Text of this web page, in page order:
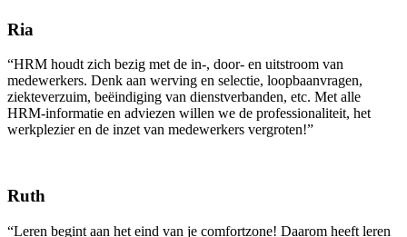
Ria
“HRM houdt zich bezig met de in-, door- en uitstroom van
medewerkers. Denk aan werving en selectie, loopbaanvragen,
ziekteverzuim, beëindiging van dienstverbanden, etc. Met alle
HRM-informatie en adviezen willen we de professionaliteit, het
werkplezier en de inzet van medewerkers vergroten!”
Ruth
“Leren begint aan het eind van je comfortzone! Daarom heeft leren